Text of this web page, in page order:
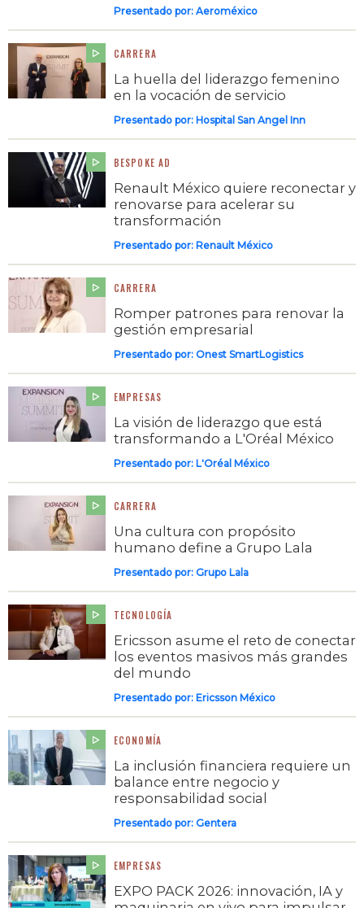
Presentado por: Aeroméxico
CARRERA
La huella del liderazgo femenino
en la vocación de servicio
Presentado por: Hospital San Angel Inn
BESPOKE AD
Renault México quiere reconectar y
renovarse para acelerar su
transformación
Presentado por: Renault México
CARRERA
Romper patrones para renovar la
gestión empresarial
Presentado por: Onest SmartLogistics
EMPRESAS
La visión de liderazgo que está
transformando a L'Oréal México
Presentado por: L'Oréal México
CARRERA
Una cultura con propósito
humano define a Grupo Lala
Presentado por: Grupo Lala
TECNOLOGÍA
Ericsson asume el reto de conectar
los eventos masivos más grandes
del mundo
Presentado por: Ericsson México
ECONOMÍA
La inclusión financiera requiere un
balance entre negocio y
responsabilidad social
Presentado por: Gentera
EMPRESAS
EXPO PACK 2026: innovación, IA y